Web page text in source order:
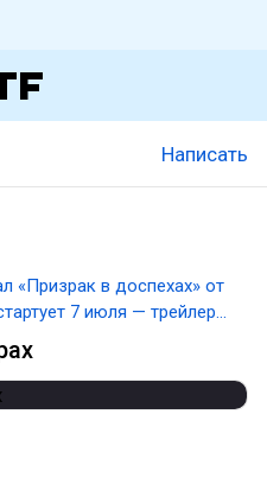
Написать
«Призрак в доспехах» от
7 июля — трейлер и